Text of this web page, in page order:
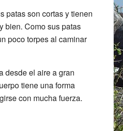
patas son cortas y tienen
bien. Como sus patas
poco torpes al caminar
desde el aire a gran
tiene una forma
con mucha fuerza.